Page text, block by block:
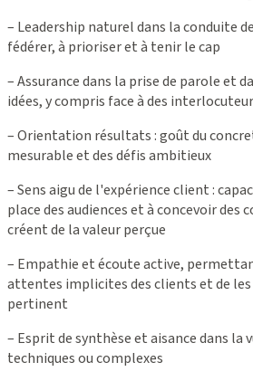
– Leadership naturel dans la conduite
fédérer, à prioriser et à tenir le cap
– Assurance dans la prise de parole et
idées, y compris face à des
– Orientation résultats : goût du
mesurable et des défis ambitieux
– Sens aigu de l'expérience client :
place des audiences et à concevoir des
créent de la valeur perçue
– Empathie et écoute active,
attentes implicites des clients et de
pertinent
– Esprit de synthèse et aisance dans la
techniques ou complexes